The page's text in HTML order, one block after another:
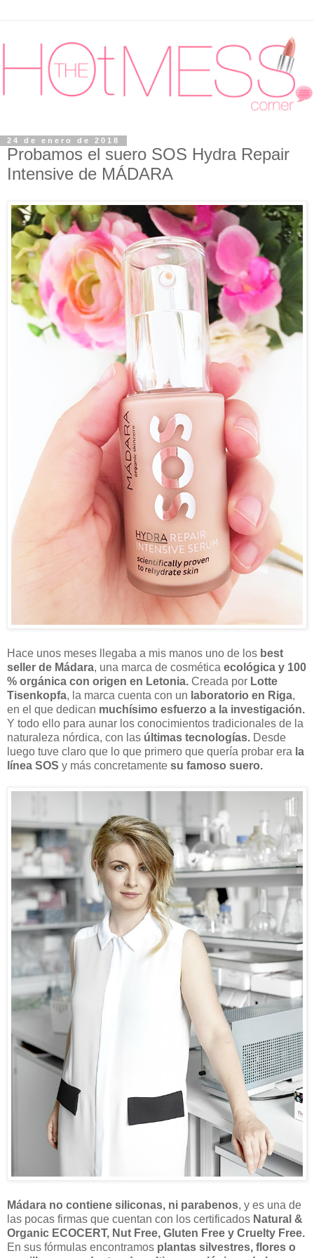
24 de enero de 2018
Probamos el suero SOS Hydra Repair
Intensive de MÁDARA
Hace unos meses llegaba a mis manos uno de los best
seller de Mádara, una marca de cosmética ecológica y 100
% orgánica con origen en Letonia. Creada por Lotte
Tisenkopfa, la marca cuenta con un laboratorio en Riga,
en el que dedican muchísimo esfuerzo a la investigación.
Y todo ello para aunar los conocimientos tradicionales de la
naturaleza nórdica, con las últimas tecnologías. Desde
luego tuve claro que lo que primero que quería probar era la
línea SOS y más concretamente su famoso suero.
Mádara no contiene siliconas, ni parabenos, y es una de
las pocas firmas que cuentan con los certificados Natural &
Organic ECOCERT, Nut Free, Gluten Free y Cruelty Free.
En sus fórmulas encontramos plantas silvestres, flores o